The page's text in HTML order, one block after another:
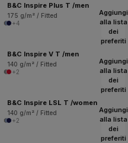
B&C Inspire Plus T /men
175 g/m² / Fitted
+4
Aggiungi
alla lista
dei
preferiti
B&C Inspire V T /men
140 g/m² / Fitted
+2
Aggiungi
alla lista
dei
preferiti
B&C Inspire LSL T /women
140 g/m² / Fitted
+2
Aggiungi
alla lista
dei
preferiti